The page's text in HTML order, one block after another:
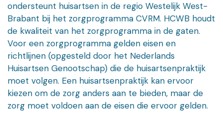
ondersteunt huisartsen in de regio Westelijk West-
Brabant bij het zorgprogramma CVRM. HCWB houdt
de kwaliteit van het zorgprogramma in de gaten.
Voor een zorgprogramma gelden eisen en
richtlijnen (opgesteld door het Nederlands
Huisartsen Genootschap) die de huisartsenpraktijk
moet volgen. Een huisartsenpraktijk kan ervoor
kiezen om de zorg anders aan te bieden, maar de
zorg moet voldoen aan de eisen die ervoor gelden.